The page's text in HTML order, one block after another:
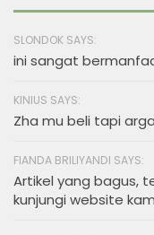
SLONDOK SAYS:
ini sangat
KINIUS SAYS:
Zha mu beli tapi
FIANDA BRILIYANDI SAYS:
Artikel yang bagus,
kunjungi website